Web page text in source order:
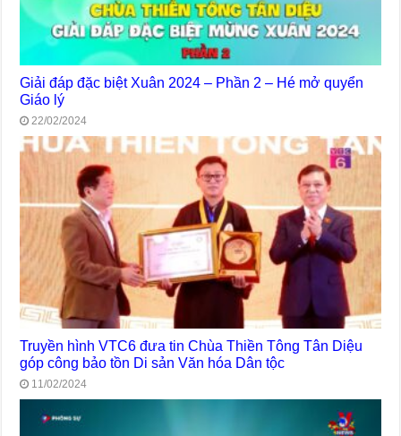
Giải đáp đặc biệt Xuân 2024 – Phần 2 – Hé mở quyển
Giáo lý
22/02/2024
Truyền hình VTC6 đưa tin Chùa Thiền Tông Tân Diệu
góp công bảo tồn Di sản Văn hóa Dân tộc
11/02/2024